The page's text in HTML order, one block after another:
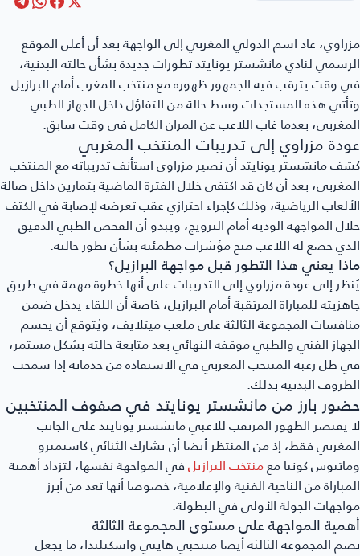
مزراوي، عاد اسم الدولي المغربي إلى الواجهة بعد أن أعلن الموقع
الرسمي لنادي مانشستر يونايتد تطورات جديدة بشأن حالته البدنية،
في وقت يترقب فيه الجمهور ظهوره مع منتخب المغرب أمام البرازيل.
وتأتي هذه المستجدات وسط حالة من التفاؤل داخل الجهاز الطبي
المغربي، بعدما غاب اللاعب عن المران الكامل في وقت سابق.
عودة مزراوي إلى تدريبات المنتخب المغربي
كشف مانشستر يونايتد أن نصير مزراوي استأنف تدريباته مع المنتخب
المغربي، بعد أن كان قد اكتفى خلال الفترة الماضية بتمارين داخل صالة
الألعاب الرياضية، وذلك كإجراء احترازي عقب تعرضه لإصابة في الكتف
خلال المواجهة الودية أمام النرويج، ويبدو أن الفحص الطبي الدقيق
الذي خضع له اللاعب منح مؤشرات مطمئنة بشأن تطور حالته.
ماذا يعني هذا التطور قبل مواجهة البرازيل؟
يُنظر إلى عودة مزراوي إلى التدريبات على أنها خطوة مهمة في طريق
جاهزيته للمباراة المرتقبة أمام البرازيل، خاصة أن اللقاء يدخل ضمن
منافسات المجموعة الثالثة على ملعب ميتلايف، ويُتوقع أن يحسم
الجهاز الفني والطبي موقفه النهائي بعد متابعة حالته بشكل مستمر،
في ظل رغبة المنتخب المغربي في الاستفادة من خدماته إذا سمحت
الظروف البدنية بذلك.
حضور بارز من مانشستر يونايتد في صفوف المنتخبين
لا يقتصر الظهور المرتقب للاعبي مانشستر يونايتد على الجانب
المغربي فقط، إذ من المنتظر أيضا أن يشارك الثنائي كاسيميرو
وماتيوس كونيا معمنتخب البرازيلفي المواجهة نفسها، لتزداد أهمية
المباراة من الناحية الفنية والإعلامية، خصوصا أنها تعد من أبرز
مواجهات الجولة الأولى في البطولة.
أهمية المواجهة على مستوى المجموعة الثالثة
تضم المجموعة الثالثة أيضا منتخبي هايتي واسكتلندا، ما يجعل